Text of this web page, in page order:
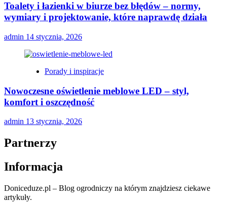
Toalety i łazienki w biurze bez błędów – normy,
wymiary i projektowanie, które naprawdę działa
admin 14 stycznia, 2026
Porady i inspiracje
Nowoczesne oświetlenie meblowe LED – styl,
komfort i oszczędność
admin 13 stycznia, 2026
Partnerzy
Informacja
Doniceduze.pl – Blog ogrodniczy na którym znajdziesz ciekawe
artykuły.